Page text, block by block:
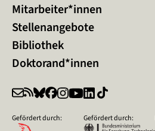
Mitarbeiter*innen
Stellenangebote
Bibliothek
Doktorand*innen
Gefördert durch: Gefördert durch: